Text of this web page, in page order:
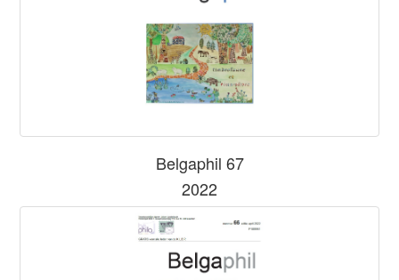
Belgaphil 67
2022